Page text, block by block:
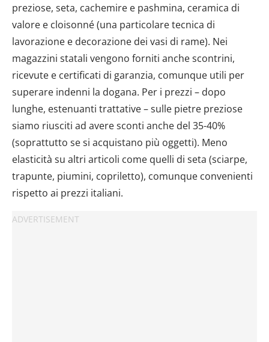
preziose, seta, cachemire e pashmina, ceramica di
valore e cloisonné (una particolare tecnica di
lavorazione e decorazione dei vasi di rame). Nei
magazzini statali vengono forniti anche scontrini,
ricevute e certificati di garanzia, comunque utili per
superare indenni la dogana. Per i prezzi – dopo
lunghe, estenuanti trattative – sulle pietre preziose
siamo riusciti ad avere sconti anche del 35-40%
(soprattutto se si acquistano più oggetti). Meno
elasticità su altri articoli come quelli di seta (sciarpe,
trapunte, piumini, copriletto), comunque convenienti
rispetto ai prezzi italiani.